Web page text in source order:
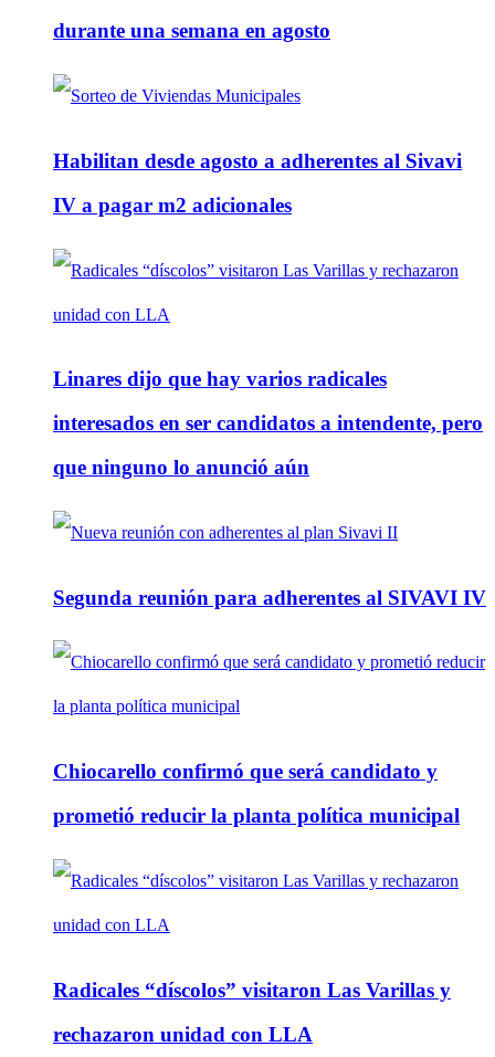
durante una semana en agosto
Habilitan desde agosto a adherentes al Sivavi
IV a pagar m2 adicionales
Linares dijo que hay varios radicales
interesados en ser candidatos a intendente, pero
que ninguno lo anunció aún
Segunda reunión para adherentes al SIVAVI IV
Chiocarello confirmó que será candidato y
prometió reducir la planta política municipal
Radicales “díscolos” visitaron Las Varillas y
rechazaron unidad con LLA